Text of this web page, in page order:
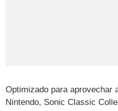
Optimizado para aprovechar
Nintendo, Sonic Classic